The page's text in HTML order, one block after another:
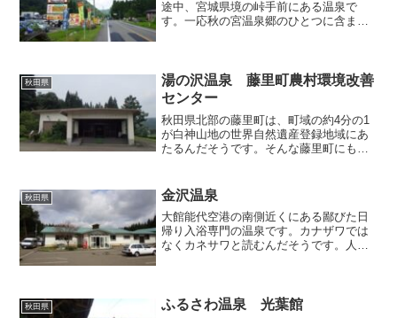
途中、宮城県境の峠手前にある温泉で
す。一応秋の宮温泉郷のひとつに含まれ
するには、まず湯屋から20...
秋田県
湯の沢温泉 藤里町農村環境改善
センター
秋田県北部の藤里町は、町域の約4分の1
が白神山地の世界自然遺産登録地域にあ
たるんだそうです。そんな藤里町にも湯
今回はその中でも町営の「農村環境改善
センター」で入浴してき...
秋田県 金沢温泉
大館能代空港の南側近くにある鄙びた日
帰り入浴専門の温泉です。カナザワでは
なくカネサワと読むんだそうです。人ま
車場に車がほとんどとま...
秋田県 ふるさわ温泉 光葉館